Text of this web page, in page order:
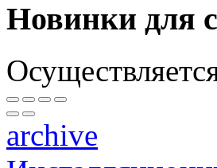
Новинки для
archive